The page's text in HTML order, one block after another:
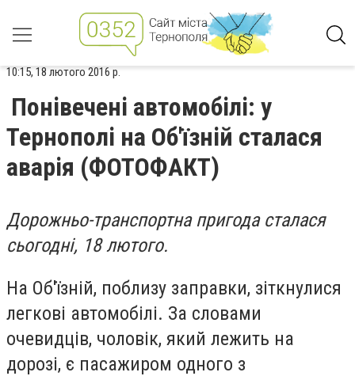
10:15, 18 лютого 2016 р.
Понівечені автомобілі: у
Тернополі на Об'їзній сталася
аварія (ФОТОФАКТ)
Дорожньо-транспортна пригода сталася
сьогодні, 18 лютого.
На Об'їзній, поблизу заправки, зіткнулися
легкові автомобілі. За словами
очевидців, чоловік, який лежить на
дорозі, є пасажиром одного з